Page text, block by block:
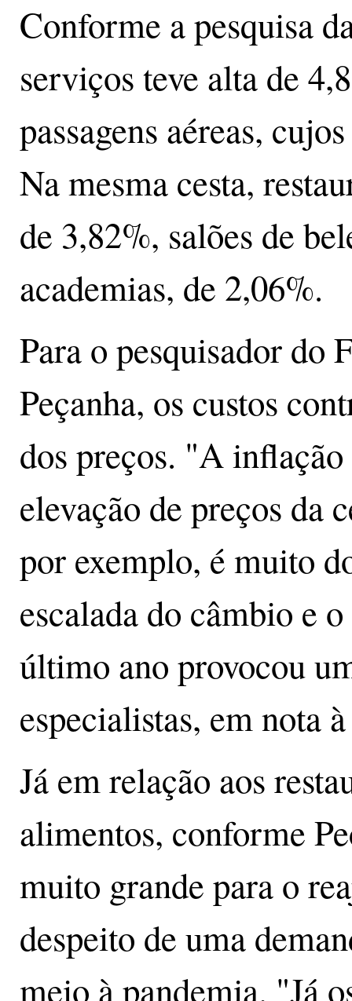
Conforme a pesquisa
serviços teve alta de
passagens aéreas,
Na mesma cesta,
de 3,82%, salões de
academias, de 2,06%.
Para o pesquisador do
Peçanha, os custos
dos preços. "A
elevação de preços da
por exemplo, é muito
escalada do câmbio e
último ano provocou
especialistas, em nota
Já em relação aos
alimentos, conforme
muito grande para o
despeito de uma
meio à pandemia. "Já